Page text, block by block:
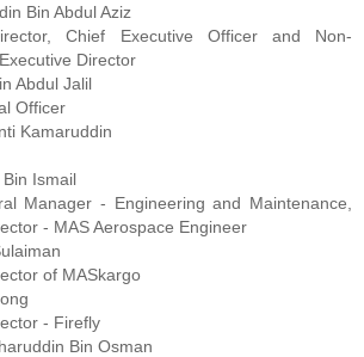
Bin Abdul Aziz
Chief Executive Officer and Non-
Director
Abdul Jalil
Officer
Kamaruddin
Ismail
Manager - Engineering and Maintenance,
- MAS Aerospace Engineer
of MASkargo
- Firefly
Bin Osman